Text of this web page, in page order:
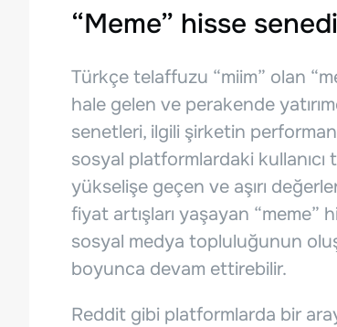
“Meme” hisse
Türkçe telaffuzu “miim” olan
hale gelen ve perakende
senetleri, ilgili şirketin
sosyal platformlardaki
yükselişe geçen ve aşırı
fiyat artışları yaşayan
sosyal medya topluluğunun
boyunca devam ettirebilir.
Reddit gibi platformlarda bir